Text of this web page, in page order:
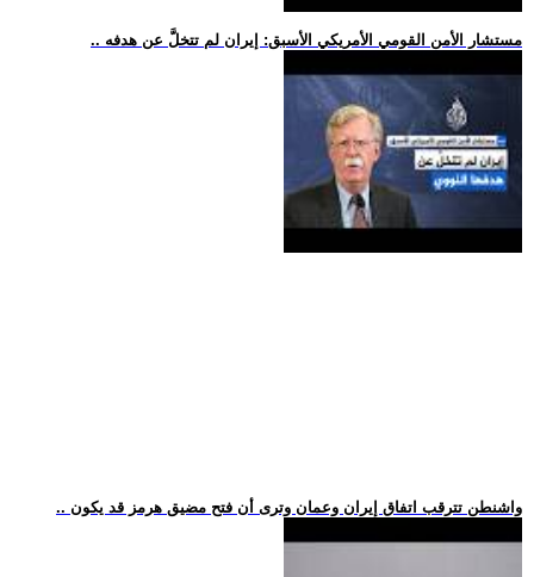
.. مستشار الأمن القومي الأمريكي الأسبق: إيران لم تتخلَّ عن هدفه
.. واشنطن تترقب اتفاق إيران وعمان وترى أن فتح مضيق هرمز قد يكون